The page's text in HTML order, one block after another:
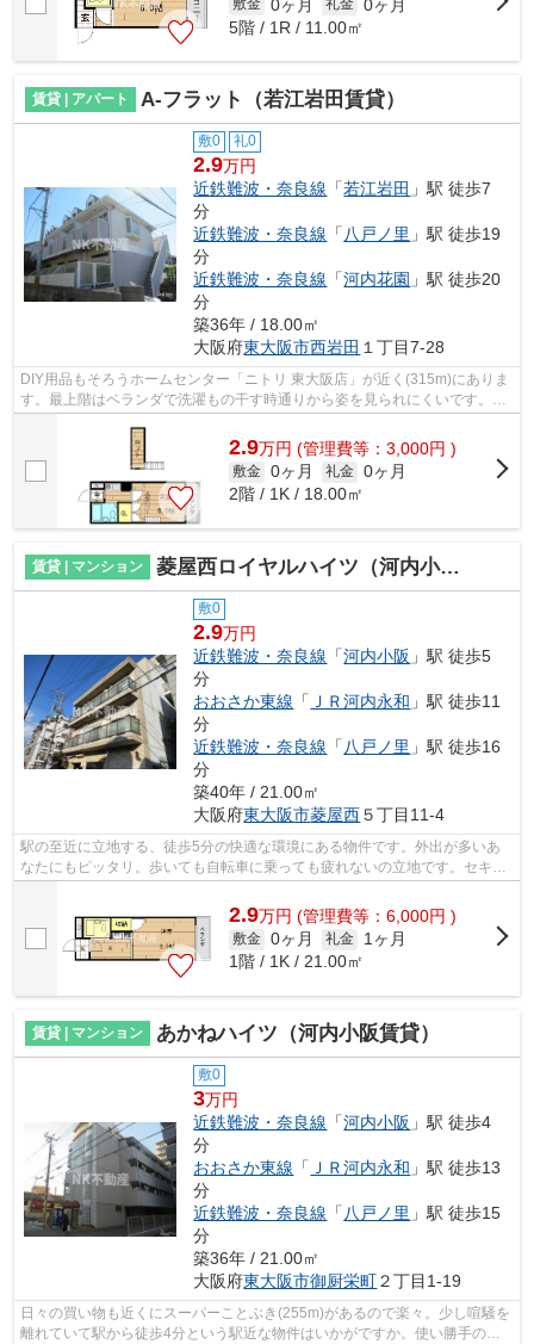
敷金 0ヶ月 礼金 0ヶ月
5階 / 1R / 11.00㎡
賃貸 | アパート A-フラット（若江岩田賃貸）
敷0 礼0
2.9万円
近鉄難波・奈良線 「若江岩田 」駅 徒歩7
分
近鉄難波・奈良線 「 八戸ノ里 」駅 徒歩19
分
近鉄難波・奈良線 「河内花園 」駅 徒歩20
分
築36年 / 18.00㎡
大阪府東大阪市西岩田 １丁目7-28
DIY用品もそろうホームセンター「ニトリ 東大阪店」が近く(315m)にありま
す。最上階はベランダで洗濯もの干す時通りから姿を見られにくいです。周
辺環境が整っていることの多い、充実...
2.9万円 (管理費等：3,000円 )
敷金 0ヶ月 礼金 0ヶ月
2階 / 1K / 18.00㎡
賃貸 | マンション 菱屋西ロイヤルハイツ（河内小阪賃貸）
敷0
2.9万円
近鉄難波・奈良線 「河内小阪 」駅 徒歩5
分
おおさか東線 「 ＪＲ河内永和 」駅 徒歩11
分
近鉄難波・奈良線 「 八戸ノ里 」駅 徒歩16
分
築40年 / 21.00㎡
大阪府東大阪市菱屋西５丁目11-4
駅の至近に立地する、徒歩5分の快適な環境にある物件です。外出が多いあ
なたにもピッタリ。歩いても自転車に乗っても疲れないの立地です。セキュ
リティ設備がしっかりしているマンショ...
2.9万円 (管理費等：6,000円 )
敷金 0ヶ月 礼金
1ヶ月
1階 / 1K / 21.00㎡
賃貸 | マンション あかねハイツ（河内小阪賃貸）
敷0
3万円
近鉄難波・奈良線 「河内小阪 」駅 徒歩4
分
おおさか東線 「 ＪＲ河内永和 」駅 徒歩13
分
近鉄難波・奈良線 「八戸ノ里 」駅 徒歩15
分
築36年 / 21.00㎡
大阪府東大阪市御厨栄町２丁目1-19
日々の買い物も近くにスーパーことぶき(255m)があるので楽々。少し喧騒を
離れていて駅から徒歩4分という駅近な物件はいかがですか。使い勝手の良